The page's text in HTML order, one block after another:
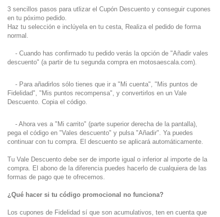
3 sencillos pasos para utlizar el Cupón Descuento y conseguir cupones
en tu póximo pedido.
Haz tu selección e inclúyela en tu cesta, Realiza el pedido de forma
normal.
- Cuando has confirmado tu pedido verás la opción de "Añadir vales
descuento" (a partir de tu segunda compra en motosaescala.com).
- Para añadirlos sólo tienes que ir a "Mi cuenta", "Mis puntos de
Fidelidad", "Mis puntos recompensa", y convertirlos en un Vale
Descuento. Copia el código.
- Ahora ves a "Mi carrito" (parte superior derecha de la pantalla),
pega el código en "Vales descuento" y pulsa "Añadir". Ya puedes
continuar con tu compra. El descuento se aplicará automáticamente.
Tu Vale Descuento debe ser de importe igual o inferior al importe de la
compra. El abono de la diferencia puedes hacerlo de cualquiera de las
formas de pago que te ofrecemos.
¿Qué hacer si tu código promocional no funciona?
Los cupones de Fidelidad sí que son acumulativos, ten en cuenta que